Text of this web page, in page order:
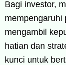
Bagi investor,
mempengaruhi
mengambil
hatian dan
kunci untuk